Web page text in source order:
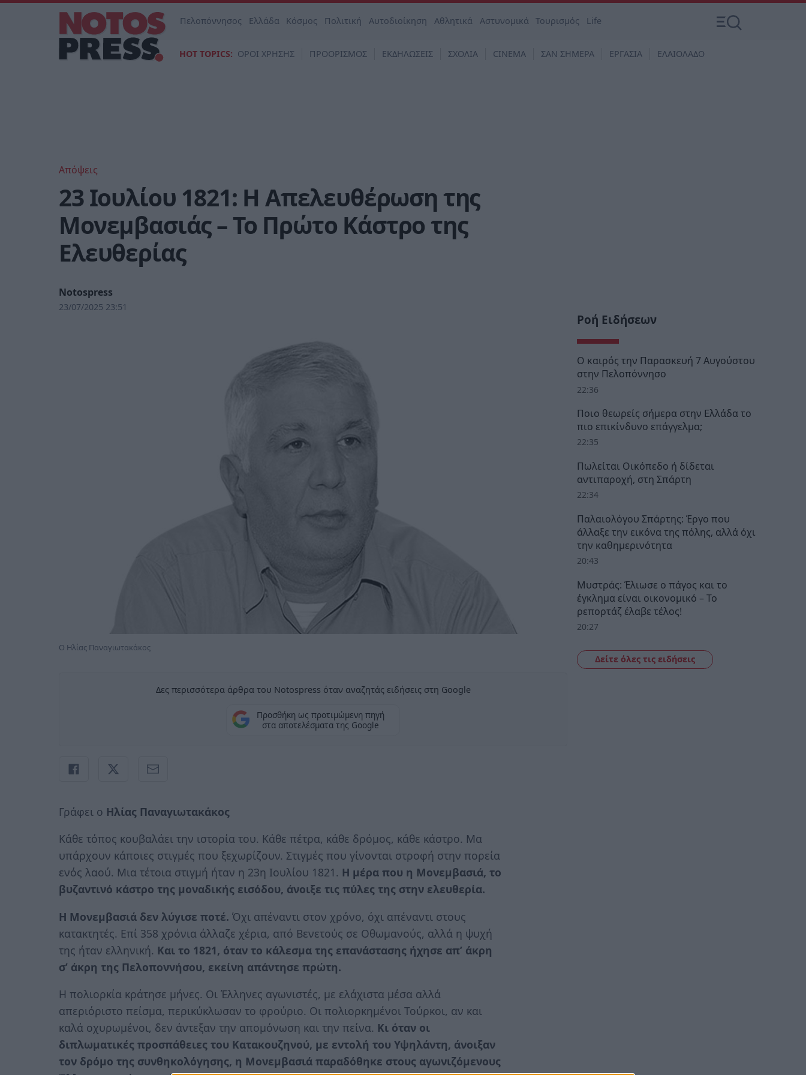
Πελοπόννησος Ελλάδα Κόσμος Πολιτική Αυτοδιοίκηση Αθλητικά Αστυνομικά Τουρισμός Life
HOT TOPICS: ΟΡΟΙ ΧΡΗΣΗΣ ΠΡΟΟΡΙΣΜΟΣ ΕΚΔΗΛΩΣΕΙΣ ΣΧΟΛΙΑ CINEMA ΣΑΝ ΣΗΜΕΡΑ ΕΡΓΑΣΙΑ ΕΛΑΙΟΛΑΔΟ
Απόψεις
23 Ιουλίου 1821: Η Απελευθέρωση της
Μονεμβασιάς – Το Πρώτο Κάστρο της
Ελευθερίας
Notospress
23/07/2025 23:51
Ο Ηλίας Παναγιωτακάκος
Δες περισσότερα άρθρα του Notospress όταν αναζητάς ειδήσεις στη Google
Προσθήκη ως προτιμώμενη πηγή
στα αποτελέσματα της Google
Γράφει ο Ηλίας Παναγιωτακάκος
Κάθε τόπος κουβαλάει την ιστορία του. Κάθε πέτρα, κάθε δρόμος, κάθε κάστρο. Μα
υπάρχουν κάποιες στιγμές που ξεχωρίζουν. Στιγμές που γίνονται στροφή στην πορεία
ενός λαού. Μια τέτοια στιγμή ήταν η 23η Ιουλίου 1821. Η μέρα που η Μονεμβασιά, το
βυζαντινό κάστρο της μοναδικής εισόδου, άνοιξε τις πύλες της στην ελευθερία.
Η Μονεμβασιά δεν λύγισε ποτέ. Όχι απέναντι στον χρόνο, όχι απέναντι στους
κατακτητές. Επί 358 χρόνια άλλαζε χέρια, από Βενετούς σε Οθωμανούς, αλλά η ψυχή
της ήταν ελληνική. Και το 1821, όταν το κάλεσμα της επανάστασης ήχησε απ’ άκρη
σ’ άκρη της Πελοποννήσου, εκείνη απάντησε πρώτη.
Η πολιορκία κράτησε μήνες. Οι Έλληνες αγωνιστές, με ελάχιστα μέσα αλλά
απεριόριστο πείσμα, περικύκλωσαν το φρούριο. Οι πολιορκημένοι Τούρκοι, αν και
καλά οχυρωμένοι, δεν άντεξαν την απομόνωση και την πείνα. Κι όταν οι
διπλωματικές προσπάθειες του Κατακουζηνού, με εντολή του Υψηλάντη, άνοιξαν
τον δρόμο της συνθηκολόγησης, η Μονεμβασιά παραδόθηκε στους αγωνιζόμενους
Ροή Ειδήσεων
Ο καιρός την Παρασκευή 7 Αυγούστου
στην Πελοπόννησο
22:36
Ποιο θεωρείς σήμερα στην Ελλάδα το
πιο επικίνδυνο επάγγελμα;
22:35
Πωλείται Οικόπεδο ή δίδεται
αντιπαροχή, στη Σπάρτη
22:34
Παλαιολόγου Σπάρτης: Έργο που
άλλαξε την εικόνα της πόλης, αλλά όχι
την καθημερινότητα
20:43
Μυστράς: Έλιωσε ο πάγος και το
έγκλημα είναι οικονομικό – Το
ρεπορτάζ έλαβε τέλος!
20:27
Δείτε όλες τις ειδήσεις